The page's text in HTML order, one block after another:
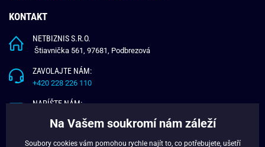
KONTAKT
NETBIZNIS S.R.O.
Štiavnička 561, 97681, Podbrezová
ZAVOLAJTE NÁM:
+420 228 226 110
NAPÍŠTE NÁM:
Na Vašem soukromí nám záleží
Soubory cookies vám pomohou rychle najít to, co potřebujete, ušetří